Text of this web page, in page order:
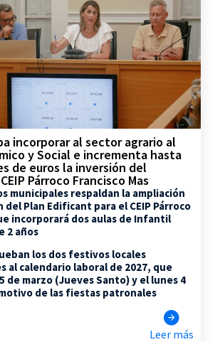
incorporar al sector agrario al
y Social e incrementa hasta
de euros la inversión del
Párroco Francisco Mas
municipales respaldan la ampliación
Plan Edificant para el CEIP Párroco
incorporará dos aulas de Infantil
2 años
los dos festivos locales
al calendario laboral de 2027, que
de marzo (Jueves Santo) y el lunes 4
de las fiestas patronales
Leer más